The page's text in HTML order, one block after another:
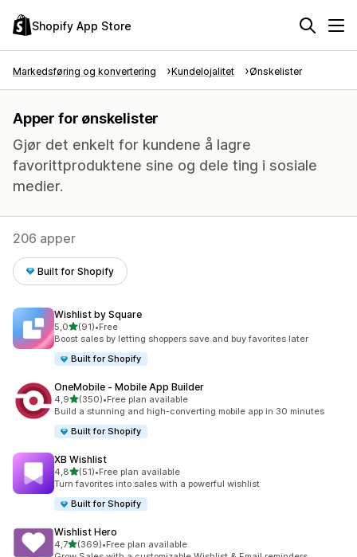
Shopify App Store
Markedsføring og konvertering Kundelojalitet Ønskelister
Apper for ønskelister
Gjør det enkelt for kundene å lagre
favorittproduktene sine og dele ting i sosiale
medier.
206 apper
Built for Shopify
Wishlist by Square
5,0av 5 stjerner
(91)
Totalt 91 omtaler
•Free
Boost sales by letting shoppers save and buy favorites later
Built for Shopify
OneMobile ‑ Mobile App Builder
4,9av 5 stjerner
(350)
Totalt 350 omtaler
•Free plan available
Build a stunning and high-converting mobile app in 30 minutes
Built for Shopify
XB Wishlist
4,8av 5 stjerner
(51)
Totalt 51 omtaler
•Free plan available
Turn favorites into sales with a powerful wishlist
Built for Shopify
Wishlist Hero
4,7av 5 stjerner
(369)
Totalt 369 omtaler
•Free plan available